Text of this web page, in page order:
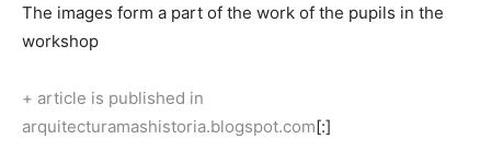
The images form a part of the work of the pupils in the
workshop
+ article is published in
arquitecturamashistoria.blogspot.com[:]